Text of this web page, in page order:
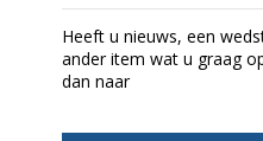
Heeft u nieuws, een
ander item wat u graag
dan naar